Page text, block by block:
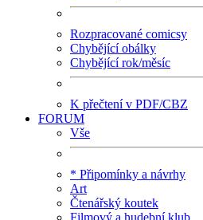
Rozpracované comicsy
Chybějící obálky
Chybějící rok/měsíc
K přečtení v PDF/CBZ
FORUM
Vše
* Připomínky a návrhy
Art
Čtenářský koutek
Filmový a hudební klub